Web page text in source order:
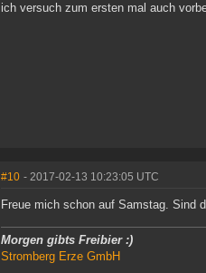
ich versuch zum ersten mal auch
#10 - 2017-02-13 10:23:05 UTC
Freue mich schon auf Samstag. Sind
Morgen gibts Freibier :)
Stromberg Erze GmbH